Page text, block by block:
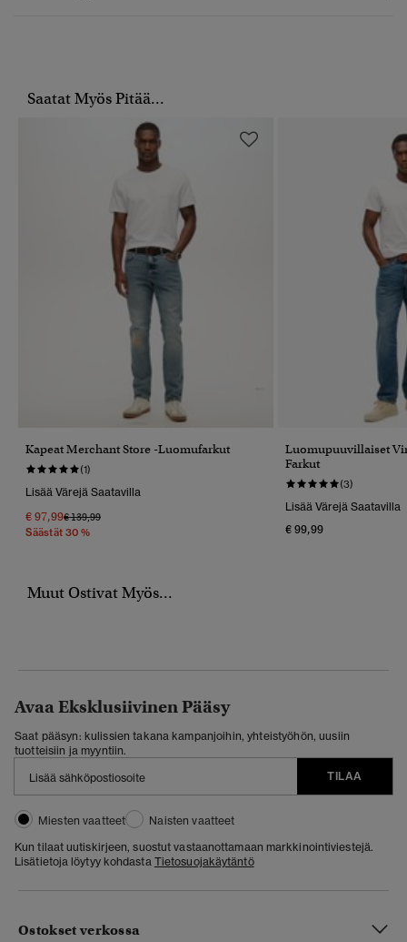
Saatat Myös Pitää...
Kapeat Merchant Store -luomufarkut
(1)
Lisää Värejä Saatavilla
€ 97,99Hinta Alennettu Hinnasta
€ 139,99Hintaan
Säästät 30 %
Luomupuuvillaiset
Farkut
(3)
Lisää Värejä Saatavilla
€ 99,99
Muut Ostivat Myös...
Avaa Eksklusiivinen Pääsy
Saat pääsyn: kulissien takana kampanjoihin, yhteistyöhön, uusiin
tuotteisiin ja myyntiin.
TILAA
Miesten vaatteet
Naisten vaatteet
Kun tilaat uutiskirjeen, suostut vastaanottamaan markkinointiviestejä.
Lisätietoja löytyy kohdasta Tietosuojakäytäntö
Ostokset verkossa